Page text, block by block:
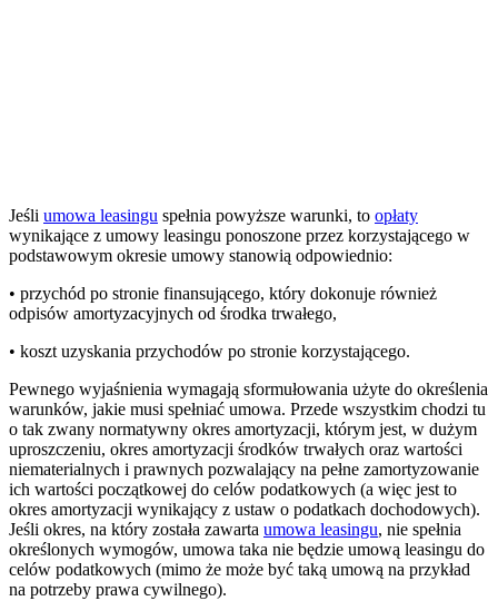
Jeśli umowa leasingu spełnia powyższe warunki, to opłaty
wynikające z umowy leasingu ponoszone przez korzystającego w
podstawowym okresie umowy stanowią odpowiednio:
• przychód po stronie finansującego, który dokonuje również
odpisów amortyzacyjnych od środka trwałego,
• koszt uzyskania przychodów po stronie korzystającego.
Pewnego wyjaśnienia wymagają sformułowania użyte do określenia
warunków, jakie musi spełniać umowa. Przede wszystkim chodzi tu
o tak zwany normatywny okres amortyzacji, którym jest, w dużym
uproszczeniu, okres amortyzacji środków trwałych oraz wartości
niematerialnych i prawnych pozwalający na pełne zamortyzowanie
ich wartości początkowej do celów podatkowych (a więc jest to
okres amortyzacji wynikający z ustaw o podatkach dochodowych).
Jeśli okres, na który została zawarta umowa leasingu, nie spełnia
określonych wymogów, umowa taka nie będzie umową leasingu do
celów podatkowych (mimo że może być taką umową na przykład
na potrzeby prawa cywilnego).